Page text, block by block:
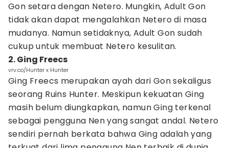
Gon setara dengan Netero. Mungkin, Adult Gon
tidak akan dapat mengalahkan Netero di masa
mudanya. Namun setidaknya, Adult Gon sudah
cukup untuk membuat Netero kesulitan.
2. Ging Freecs
vrv.co/Hunter x Hunter
Ging Freecs merupakan ayah dari Gon sekaligus
seorang Ruins Hunter. Meskipun kekuatan Ging
masih belum diungkapkan, namun Ging terkenal
sebagai pengguna Nen yang sangat andal. Netero
sendiri pernah berkata bahwa Ging adalah yang